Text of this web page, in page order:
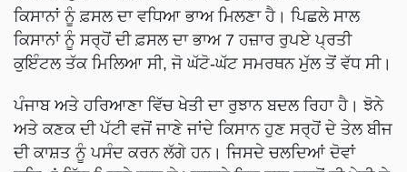
ਕਿਸਾਨਾਂ ਨੂੰ ਫ਼ਸਲ ਦਾ ਵਧਿਆ ਭਾਅ ਮਿਲਣਾ ਹੈ। ਪਿਛਲੇ ਸਾਲ
ਕਿਸਾਨਾਂ ਨੂੰ ਸਰ੍ਹੋਂ ਦੀ ਫ਼ਸਲ ਦਾ ਭਾਅ 7 ਹਜ਼ਾਰ ਰੁਪਏ ਪ੍ਰਤੀ
ਕੁਇੰਟਲ ਤੱਕ ਮਿਲਿਆ ਸੀ, ਜੋ ਘੱਟੋ-ਘੱਟ ਸਮਰਥਨ ਮੁੱਲ ਤੋਂ ਵੱਧ ਸੀ।
ਪੰਜਾਬ ਅਤੇ ਹਰਿਆਣਾ ਵਿੱਚ ਖੇਤੀ ਦਾ ਰੁਝਾਨ ਬਦਲ ਰਿਹਾ ਹੈ। ਝੋਨੇ
ਅਤੇ ਕਣਕ ਦੀ ਪੱਟੀ ਵਜੋਂ ਜਾਣੇ ਜਾਂਦੇ ਕਿਸਾਨ ਹੁਣ ਸਰ੍ਹੋਂ ਦੇ ਤੇਲ ਬੀਜ
ਦੀ ਕਾਸ਼ਤ ਨੂੰ ਪਸੰਦ ਕਰਨ ਲੱਗੇ ਹਨ। ਜਿਸਦੇ ਚਲਦਿਆਂ ਦੋਵਾਂ